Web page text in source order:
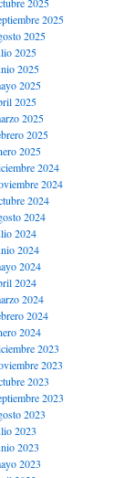
2025
2025
2025
2025
2025
2025
2025
2025
2025
2024
2024
2024
2024
2024
2024
2024
2024
2024
2024
2024
2023
2023
2023
2023
2023
2023
2023
2023